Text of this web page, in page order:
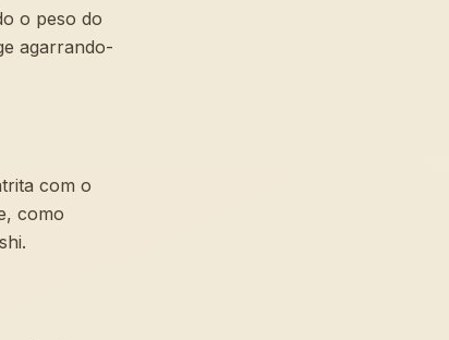
o peso do
agarrando-
com o
como